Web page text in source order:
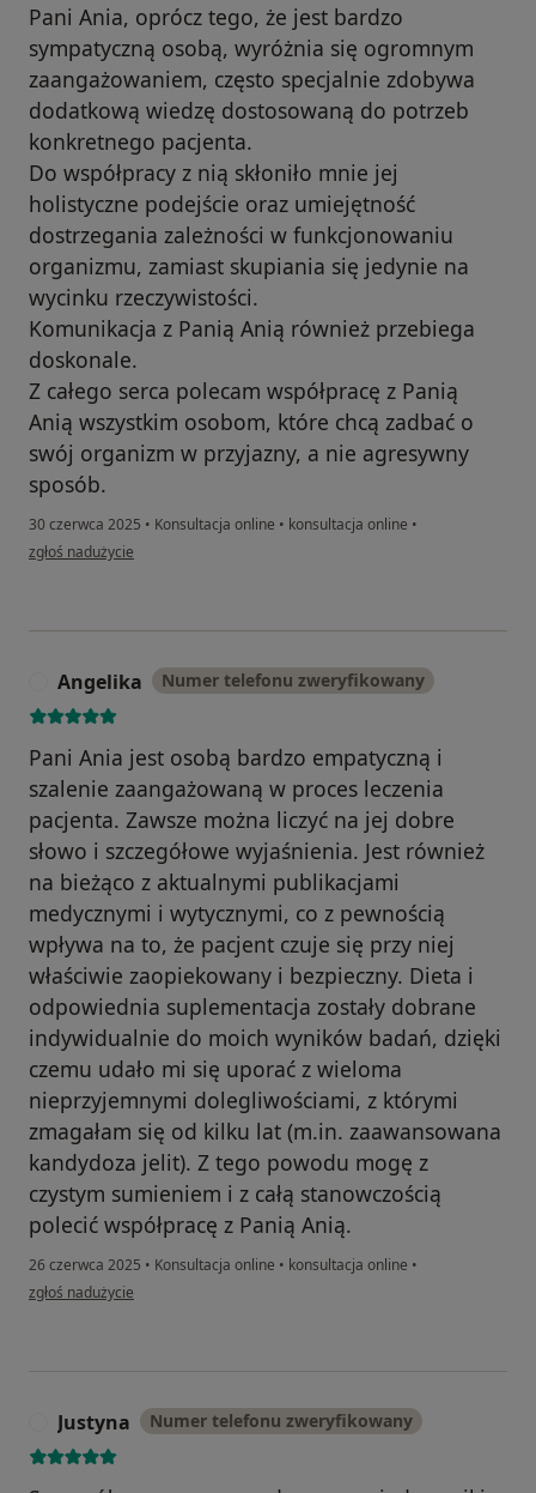
Pani Ania, oprócz tego, że jest bardzo
sympatyczną osobą, wyróżnia się ogromnym
zaangażowaniem, często specjalnie zdobywa
dodatkową wiedzę dostosowaną do potrzeb
konkretnego pacjenta.
Do współpracy z nią skłoniło mnie jej
holistyczne podejście oraz umiejętność
dostrzegania zależności w funkcjonowaniu
organizmu, zamiast skupiania się jedynie na
wycinku rzeczywistości.
Komunikacja z Panią Anią również przebiega
doskonale.
Z całego serca polecam współpracę z Panią
Anią wszystkim osobom, które chcą zadbać o
swój organizm w przyjazny, a nie agresywny
sposób.
30 czerwca 2025 • Konsultacja online • konsultacja online •
w opinii użytkownika Gosia
zgłoś nadużycie
Angelika Numer telefonu zweryfikowany
Pani Ania jest osobą bardzo empatyczną i
szalenie zaangażowaną w proces leczenia
pacjenta. Zawsze można liczyć na jej dobre
słowo i szczegółowe wyjaśnienia. Jest również
na bieżąco z aktualnymi publikacjami
medycznymi i wytycznymi, co z pewnością
wpływa na to, że pacjent czuje się przy niej
właściwie zaopiekowany i bezpieczny. Dieta i
odpowiednia suplementacja zostały dobrane
indywidualnie do moich wyników badań, dzięki
czemu udało mi się uporać z wieloma
nieprzyjemnymi dolegliwościami, z którymi
zmagałam się od kilku lat (m.in. zaawansowana
kandydoza jelit). Z tego powodu mogę z
czystym sumieniem i z całą stanowczością
polecić współpracę z Panią Anią.
26 czerwca 2025 • Konsultacja online • konsultacja online •
w opinii użytkownika Angelika
zgłoś nadużycie
Justyna Numer telefonu zweryfikowany